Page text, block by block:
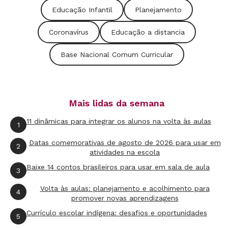
PASSO A PASSO
Estabeleça contato com as famílias:
Explique
que elas gravem um vídeo curto da interação
do bebê com o espelho para posterior
compartilhamento com a professora e com os
outros pais da turma.
PONTO DE ATENÇÃO:
breve e ocorrer quando o bebê já teve seu
tempo para investigar e explorar as
possibilidades da brincadeira.
Educação Infantil Planejamento
Coronavírus Educação a distancia
Base Nacional Comum Curricular
Mais lidas da semana
1 11 dinâmicas para integrar os alunos na volta às aulas
2
Datas comemorativas de agosto de 2026 para usar em
atividades na escola
3 Baixe 14 contos brasileiros para usar em sala de aula
4
Volta às aulas: planejamento e acolhimento para
promover novas aprendizagens
5 Currículo escolar indígena: desafios e oportunidades